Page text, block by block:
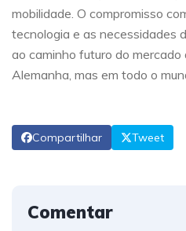
mobilidade. O compromisso
tecnologia e as necessidades
ao caminho futuro do
Alemanha, mas em todo o
Compartilhar Tweet
Comentar